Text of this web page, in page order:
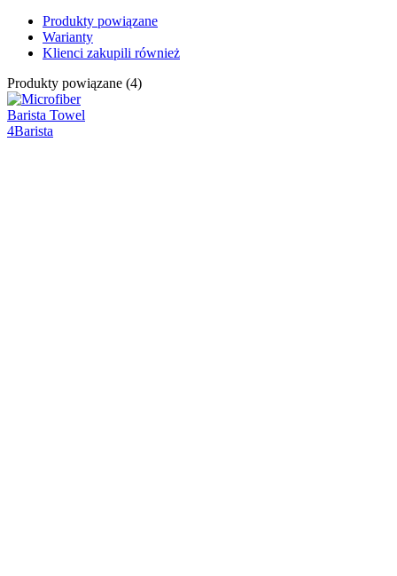
Produkty powiązane
Warianty
Klienci zakupili również
Produkty powiązane (4)